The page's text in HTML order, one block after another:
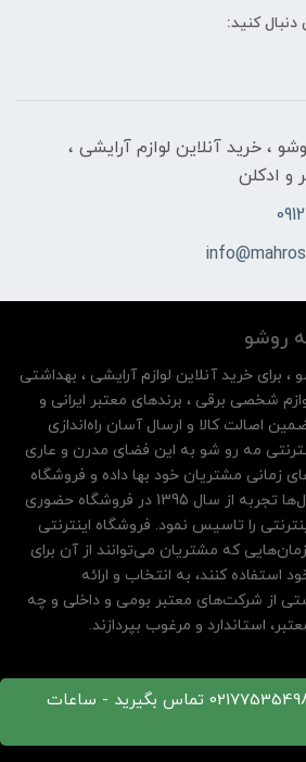
کنید:
، خرید آنلاین لوازم آرایشی ،
و ادکلن
سوالی داشتید با 02177535498 تماس بگیرید - ساعات
رو‌شو
، برای خرید آنلاین لوازم آرایشی ، بهداشتی
شخصی برقی ، برندهای معتبر ایرانی و
اصالت کالا و ارسال آسان راه‌اندازی
مه رو شو به این فضای مدرن و عاری
زمانی مشتریان خود بها داده و فروشگاه
اینترنتی خود را بر پایه سال‌ها تجربه از سال 1395 در فروشگاه حضوری
را تاسیس نمود. فروشگاه اینترنتی
که مشتریان می‌توانند از آن‌ برای
استفاده کنند، به انتخاب و ارائه
از شرکت‌های معتبر بومی و داخلی و چه
استاندارد و مرغوب بپردازند.